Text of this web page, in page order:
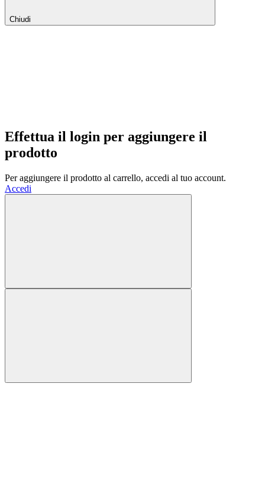
Chiudi
Effettua il login per aggiungere il
prodotto
Per aggiungere il prodotto al carrello, accedi al tuo account.
Accedi